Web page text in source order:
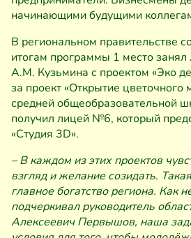
начинающими будущими
В региональном правительстве
итогам программы 1 место
А.М. Кузьмина с проектом «Эко
за проект «Открытие цветочного
средней общеобразовательной
получил лицей №6, который
«Студия 3D».
– В каждом из этих проектов
взгляд и желание созидать.
главное богатство региона. Как
подчеркивал руководитель
Алексеевич Первышов, наша